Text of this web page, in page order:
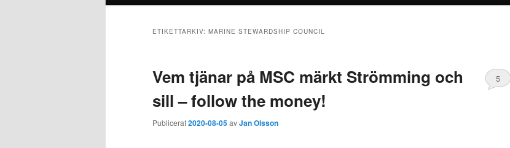
ETIKETTARKIV: MARINE STEWARDSHIP COUNCIL
Vem tjänar på MSC märkt Strömming och
sill – follow the money!
Publicerat2020-08-05avJan Olsson
5